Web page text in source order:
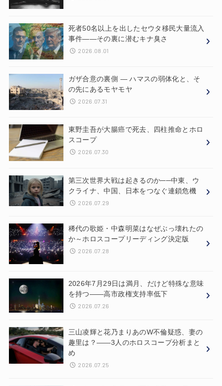
死者50名以上を出したセウタ移民大量流入
事件——その裏に潜むキナ臭さ
2026.08.01
ガザ合意の裏側 ― ハマスの弱体化と、そ
の先にあるモヤモヤ
2026.07.31
東野圭吾が大腸癌で死去、四柱推命とホロ
スコープ
2026.07.30
第三次世界大戦は起きるのか──中東、ウ
クライナ、中国、日本をつなぐ連鎖危機
2026.07.29
稀代の歌姫・中森明菜はなぜぶっ壊れたの
か～ホロスコープリーディング決定版
2026.07.28
2026年7月29日は満月、だけど特殊な意味
を持つ——高市政権支持率低下
2026.07.26
三山凌輝と花乃まりあのW不倫疑惑、妻の
趣里は？——3人のホロスコープ分析まと
め
2026.07.25